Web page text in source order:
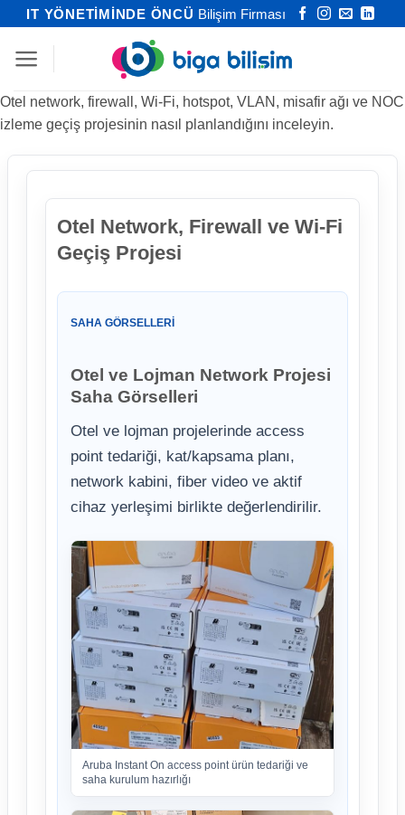
İçeriğeIT YÖNETİMİNDE ÖNCÜ Bilişim Firması
Otel network, firewall, Wi-Fi, hotspot, VLAN, misafir ağı ve NOC
izleme geçiş projesinin nasıl planlandığını inceleyin.
Otel Network, Firewall ve Wi-Fi
Geçiş Projesi
SAHA GÖRSELLERI
Otel ve Lojman Network Projesi
Saha Görselleri
Otel ve lojman projelerinde access
point tedariği, kat/kapsama planı,
network kabini, fiber video ve aktif
cihaz yerleşimi birlikte değerlendirilir.
Aruba Instant On access point ürün tedariği ve
saha kurulum hazırlığı